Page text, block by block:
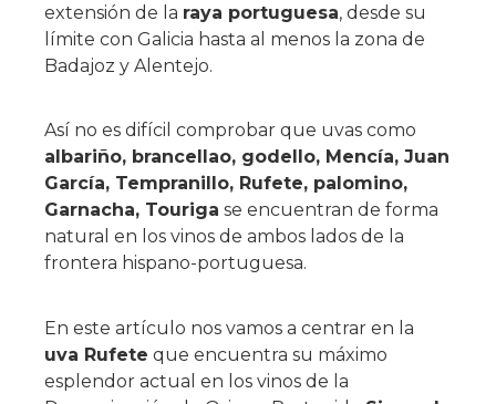
extensión de la raya portuguesa, desde su
límite con Galicia hasta al menos la zona de
Badajoz y Alentejo.
Así no es difícil comprobar que uvas como
albariño, brancellao, godello, Mencía, Juan
García, Tempranillo, Rufete, palomino,
Garnacha, Touriga se encuentran de forma
natural en los vinos de ambos lados de la
frontera hispano-portuguesa.
En este artículo nos vamos a centrar en la
uva Rufete que encuentra su máximo
esplendor actual en los vinos de la